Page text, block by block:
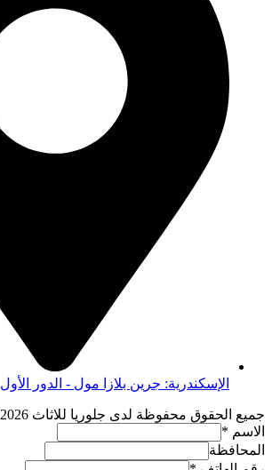
الإسكندرية: جرين بلازا مول - الدور الأول
جميع الحقوق محفوظة لدى جلوريا للاثاث 2026©
الاسم *
المحافظة